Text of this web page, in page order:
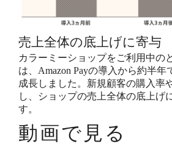
売上全体の底上げに寄与
カラーミーショップをご利用中の
は、Amazon Payの導入から約半年
成長しました。新規顧客の購入率
し、ショップの売上全体の底上げ
す。
動画で見る